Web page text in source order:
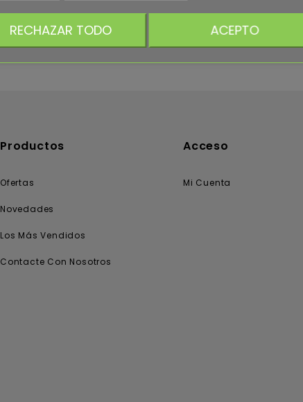
Productos
Ofertas
Novedades
Los Más Vendidos
Contacte Con Nosotros
Acceso
Mi Cuenta
RECHAZAR TODO ACEPTO